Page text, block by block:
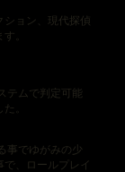
ョン、現代探偵
。
テムで判定可能
。
事でゆがみの少
、ロールプレイ